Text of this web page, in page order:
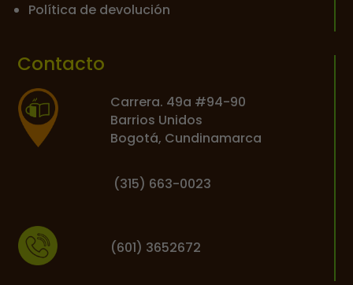
Política de devolución
Contacto
Carrera. 49a #94-90
Barrios Unidos
Bogotá, Cundinamarca
(315) 663-0023
(601) 3652672